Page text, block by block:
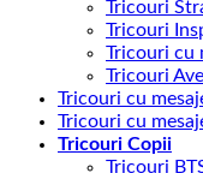
Tricouri
Tricouri
Tricouri cu
Tricouri
Tricouri cu
Tricouri cu
Tricouri Copii
Tricouri